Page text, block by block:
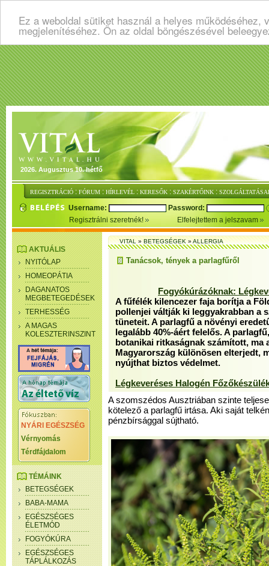
Ez a weboldal sütiket használ a helyes
megjelenítéséhez. Ön az oldal böngészésével
2026. Augusztus 10. hétfő
REGISZTRÁCIÓ : FÓRUM : HÍRLEVÉL : KERESŐK : SZAKÉRTŐINK :
Username:
Password:
Regisztrálni szeretnék!
Elfelejtettem a jelszavam
AKTUÁLIS
NYITÓLAP
HOMEOPÁTIA
DAGANATOS
MEGBETEGEDÉSEK
TERHESSÉG
A MAGAS
KOLESZTERINSZINT
NYÁRI EGÉSZSÉG
Vérnyomás
Térdfájdalom
TÉMÁINK
BETEGSÉGEK
BABA-MAMA
EGÉSZSÉGES
ÉLETMÓD
FOGYÓKÚRA
EGÉSZSÉGES
TÁPLÁLKOZÁS
VITAL»BETEGSÉGEK»ALLERGIA
Tanácsok, tények a parlagfűről
Fogyókúrázóknak:
A fűfélék kilencezer faja borítja a
pollenjei váltják ki leggyakrabban a
tüneteit. A parlagfű a növényi
legalább 40%-áért felelős. A
botanikai ritkaságnak számított, ma
Magyarország különösen elterjedt,
nyújthat biztos védelmet.
Légkeveréses Halogén
A szomszédos Ausztriában szinte
kötelező a parlagfű irtása. Aki saját
pénzbírsággal sújtható.